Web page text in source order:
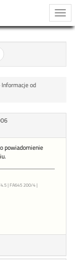
Informacje od
powiadomienie
| FA645 200/4 |